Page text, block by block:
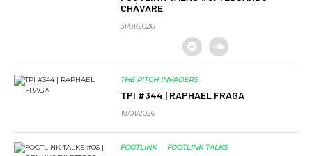
CHÁVARE
31/01/2026
THE PITCH INVADERS
TPI #344 | RAPHAEL FRAGA
19/01/2026
FOOTLINK FOOTLINK TALKS